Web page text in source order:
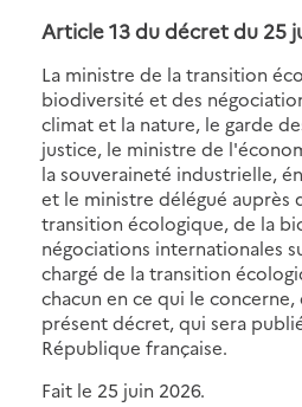
Article 13 du décret du 25
La ministre de la transition
biodiversité et des
climat et la nature, le garde
justice, le ministre de
la souveraineté industrielle,
et le ministre délégué auprès
transition écologique, de la
négociations internationales
chargé de la transition
chacun en ce qui le
présent décret, qui sera
République française.
Fait le 25 juin 2026.